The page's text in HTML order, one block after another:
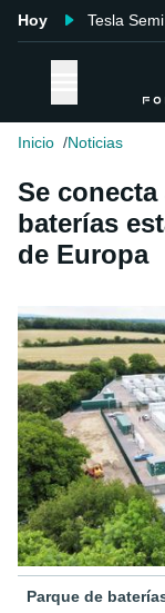
Hoy Tesla Semi
Inicio Noticias
Se
baterías
de Europa
Parque de